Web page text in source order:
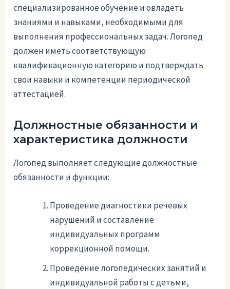
специализированное обучение и овладеть
знаниями и навыками, необходимыми для
выполнения профессиональных задач. Логопед
должен иметь соответствующую
квалификационную категорию и подтверждать
свои навыки и компетенции периодической
аттестацией.
Должностные обязанности и
характеристика должности
Логопед выполняет следующие должностные
обязанности и функции:
Проведение диагностики речевых
нарушений и составление
индивидуальных программ
коррекционной помощи.
Проведение логопедических занятий и
индивидуальной работы с детьми,